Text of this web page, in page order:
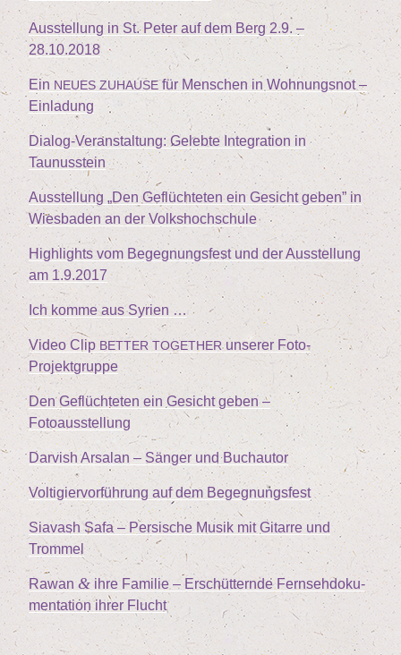
Aus­stel­lung in St. Peter auf dem Berg 2.9. –
28.10.2018
Ein NEUES ZUHAUSEfür Men­schen in Woh­nungs­not –
Einladung
Dia­log-Ver­an­stal­tung: Geleb­te Inte­gra­ti­on in
Taunusstein
Aus­stel­lung „Den Geflüch­te­ten ein Gesicht geben” in
Wies­ba­den an der Volkshochschule
High­lights vom Begeg­nungs­fest und der Aus­stel­lung
am 1.9.2017
Ich kom­me aus Syrien …
Video Clip BETTER TOGETHERunse­rer Foto-
Projektgruppe
Den Geflüch­te­ten ein Gesicht geben –
Fotoausstellung
Dar­vish Arsalan – Sän­ger und Buchautor
Vol­ti­gier­vor­füh­rung auf dem Begegnungsfest
Sia­vash Safa – Per­si­sche Musik mit Gitar­re und
Trommel
Rawan & ihre Fami­lie – Erschüt­tern­de Fern­seh­do­ku­
men­ta­ti­on ihrer Flucht